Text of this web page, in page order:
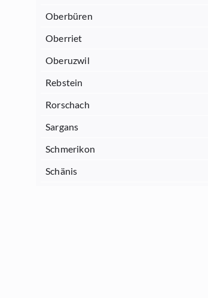
Oberbüren
Oberriet
Oberuzwil
Rebstein
Rorschach
Sargans
Schmerikon
Schänis